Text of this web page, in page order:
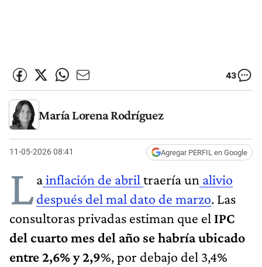
43
María Lorena Rodríguez
11-05-2026 08:41 Agregar PERFIL en Google
Lainflación de abril traería un alivio
después del mal dato de marzo. Las
consultoras privadas estiman que el IPC
del cuarto mes del año se habría ubicado
entre 2,6% y 2,9%, por debajo del 3,4%